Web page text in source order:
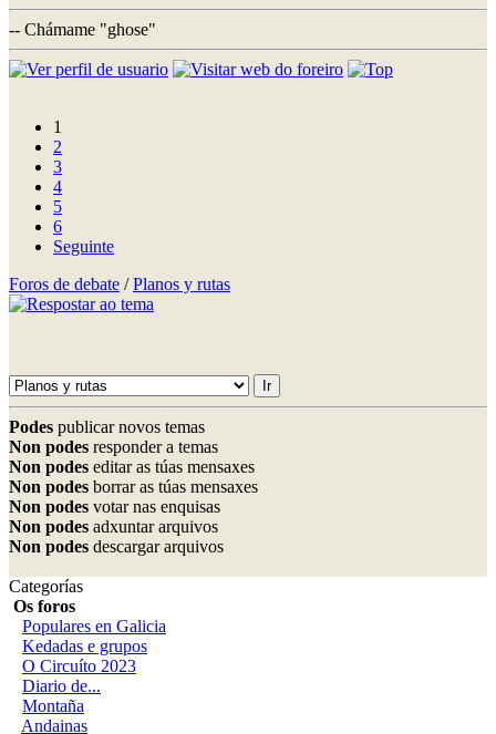
-- Chámame "ghose"
1
2
3
4
5
6
Seguinte
Foros de debate /Planos y rutas
Podes publicar novos temas
Non podes responder a temas
Non podes editar as túas mensaxes
Non podes borrar as túas mensaxes
Non podes votar nas enquisas
Non podes adxuntar arquivos
Non podes descargar arquivos
Categorías
Os foros
Populares en Galicia
Kedadas e grupos
O Circuíto 2023
Diario de...
Montaña
Andainas